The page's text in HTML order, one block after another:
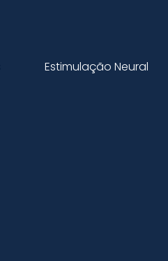
Estimulação Neural